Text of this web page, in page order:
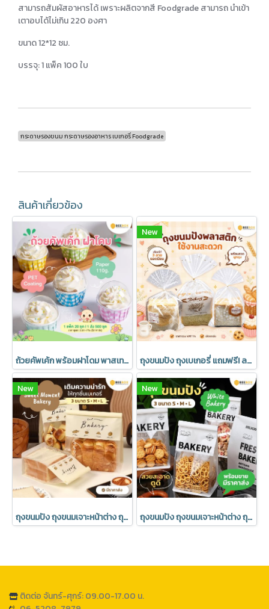
สามารถสัมผัสอาหารได้ เพราะผลิตจากสี Foodgrade สามารถ นำเข้า
เตาอบได้ไม่เกิน 220 องศา
ขนาด 12*12 ซม.
บรรจุ: 1 แพ็ค 100 ใบ
กระดาษรองขนม กระดาษรองอาหาร เบเกอรี่ Foodgrade
สินค้าเกี่ยวข้อง
ถ้วยคัพเค้ก พร้อมฝาโดม พาสเทล อบได้ มีราคาส่ง (1 แพค 20 ชุด)
New
ถุงขนมปัง ถุงเบเกอรี่ แถมฟรี! ลวดปิดปากถุง มีราคาส่ง (1 แพค 50 ชิ้น)
New
ถุงขนมปัง ถุงขนมเจาะหน้าต่าง ถุงเบเกอรี่ ซองขนม เจาะหน้าต่าง พร้อมลวดรัดที่ปากถุง มีราคาส่ง (1แพ็ค : 20 ชิ้น)
New
ถุงขนมปัง ถุงขนมเจาะหน้าต่าง ถุงเบเกอรี่ ซองขนม เจาะหน้าต่าง พร้อมลวดรัดที่ปากถุง ลาย Bakery มีราคาส่ง (1แพ็ค : 20 ชิ้น)
ติดต่อ จันทร์-ศุกร์: 09.00-17.00 น.